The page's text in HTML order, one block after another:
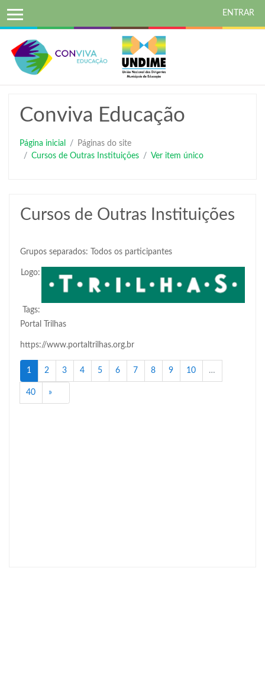
para
conteúdo
principal
ENTRAR
Conviva Educação
Página inicial
Páginas do site
Cursos de Outras Instituições
Ver item único
Cursos de Outras Instituições
Grupos separados: Todos os participantes
Logo:
Tags:
Portal Trilhas
https://www.portaltrilhas.org.br
1 (atual)
2 3 4 5 6 7 8 9 10 …
40 »